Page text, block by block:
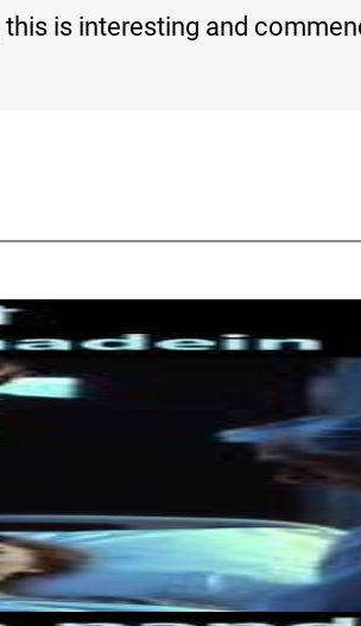
is interesting and